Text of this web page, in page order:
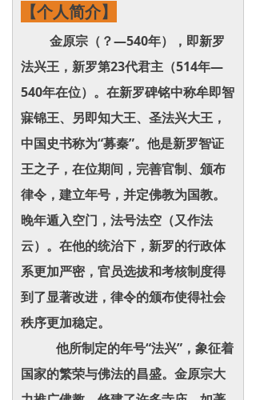
【个人简介】
金原宗（？—540年），即新罗
法兴王，新罗第23代君主（514年—
540年在位）。在新罗碑铭中称牟即智
寐锦王、另即知大王、圣法兴大王，
中国史书称为“募秦”。他是新罗智证
王之子，在位期间，完善官制、颁布
律令，建立年号，并定佛教为国教。
晚年遁入空门，法号法空（又作法
云）。在他的统治下，新罗的行政体
系更加严密，官员选拔和考核制度得
到了显著改进，律令的颁布使得社会
秩序更加稳定。
他所制定的年号“法兴”，象征着
国家的繁荣与佛法的昌盛。金原宗大